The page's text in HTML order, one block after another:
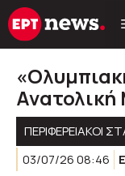
Μετάβαση
σε
ΠΕΡΙΦΕΡΕΙΑΚΟΊ
03/07/26 08:46